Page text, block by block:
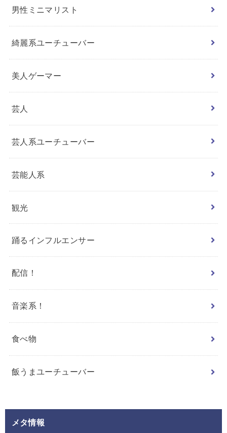
男性ミニマリスト
綺麗系ユーチューバー
美人ゲーマー
芸人
芸人系ユーチューバー
芸能人系
観光
踊るインフルエンサー
配信！
音楽系！
食べ物
飯うまユーチューバー
メタ情報